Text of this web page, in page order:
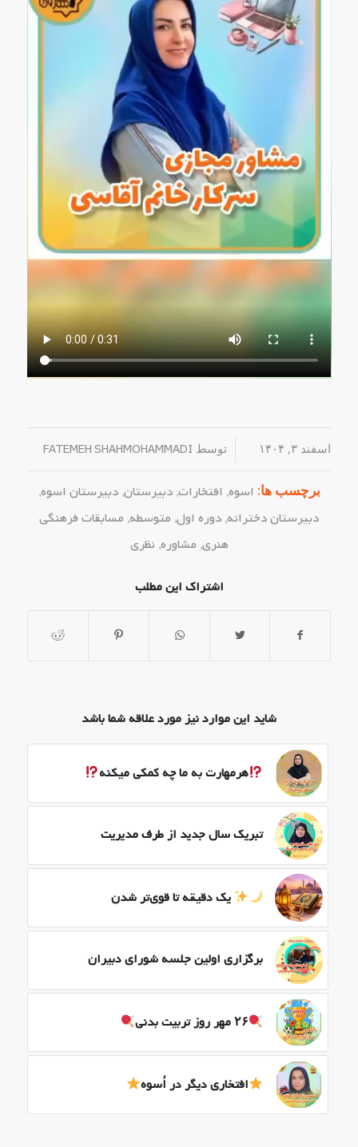
اسفند ۳, ۱۴۰۴ / توسط FATEMEH SHAHMOHAMMADI
برچسب ها: اسوه, افتخارات,دبیرستان,دبیرستان اسوه,
دبیرستان دخترانه, دوره اول, متوسطه, مسابقات فرهنگی
هنری, مشاوره, نظری
اشتراک این مطلب
شاید این موارد نیز مورد علاقه شما باشد
هرمهارت به ما چه کمکی میکنه
تبریک سال جدید از طرف مدیریت
یک دقیقه تا قوی‌تر شدن
برگزاری اولین جلسه شورای دبیران
۲۶ مهر روز تربیت بدنی
افتخاری دیگر در اُسوه